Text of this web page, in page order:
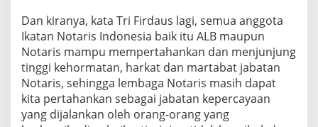
Dan kiranya, kata Tri Firdaus lagi, semua anggota
Ikatan Notaris Indonesia baik itu ALB maupun
Notaris mampu mempertahankan dan menjunjung
tinggi kehormatan, harkat dan martabat jabatan
Notaris, sehingga lembaga Notaris masih dapat
kita pertahankan sebagai jabatan kepercayaan
yang dijalankan oleh orang-orang yang